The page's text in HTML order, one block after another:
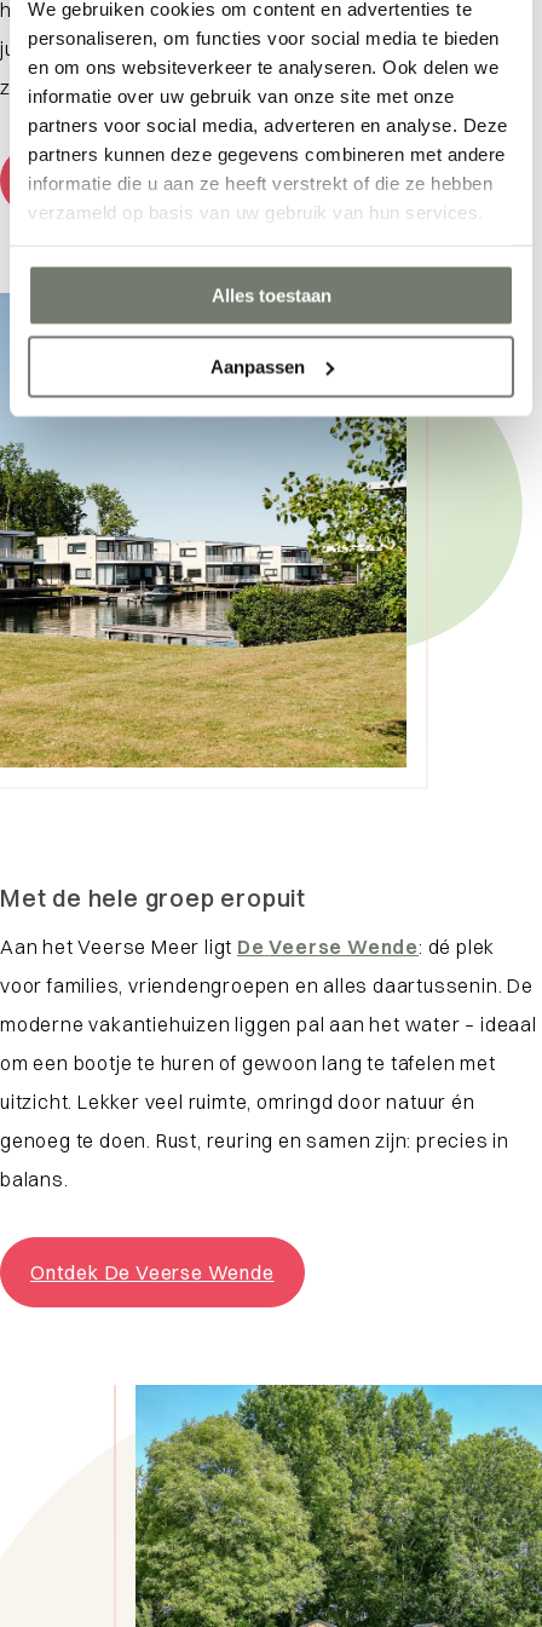
We gebruiken cookies om content en advertenties te
personaliseren, om functies voor social media te bieden
en om ons websiteverkeer te analyseren. Ook delen we
informatie over uw gebruik van onze site met onze
partners voor social media, adverteren en analyse. Deze
partners kunnen deze gegevens combineren met andere
informatie die u aan ze heeft verstrekt of die ze hebben
verzameld op basis van uw gebruik van hun services.
Alles toestaan
Aanpassen
Waar ben je naar op zoek?
hun haren en schepnetten in de hand. ’s Avonds kruipen
jullie samen rond een vuurtje met marshmallows. Precies
zoals de zomervakantie in Zeeland hoort te zijn.
Ontdek Buitenplaats Zeeuwse Liefde
Met de hele groep eropuit
Aan het Veerse Meer ligt De Veerse Wende: dé plek
voor families, vriendengroepen en alles daartussenin. De
moderne vakantiehuizen liggen pal aan het water – ideaal
om een bootje te huren of gewoon lang te tafelen met
uitzicht. Lekker veel ruimte, omringd door natuur én
genoeg te doen. Rust, reuring en samen zijn: precies in
balans.
Ontdek De Veerse Wende